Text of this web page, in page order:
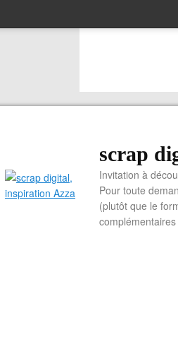
scrap
Invitation à
Pour toute
(plutôt que le